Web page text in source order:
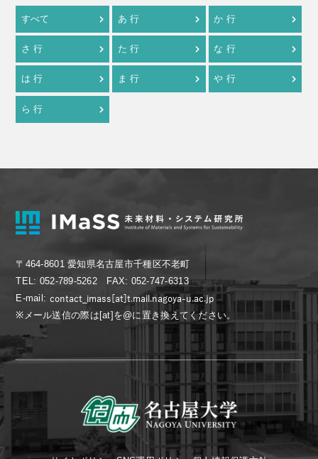
すべて あ 行 か 行
さ 行 た 行 な 行
は 行 ま 行 や 行
ら 行
〒464-8601 愛知県名古屋市千種区不老町
TEL: 052-789-5262 FAX: 052-747-6313
E-mail:
※メール送信の際は[at]を@に置き換えてください。